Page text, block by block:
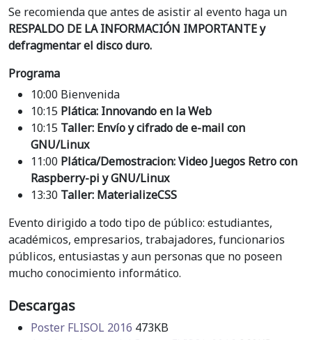
Se recomienda que antes de asistir al evento haga un
RESPALDO DE LA INFORMACIÓN IMPORTANTE y
defragmentar el disco duro.
Programa
10:00 Bienvenida
10:15 Plática: Innovando en la Web
10:15 Taller: Envío y cifrado de e-mail con
GNU/Linux
11:00 Plática/Demostracion: Video Juegos Retro con
Raspberry-pi y GNU/Linux
13:30 Taller: MaterializeCSS
Evento dirigido a todo tipo de público: estudiantes,
académicos, empresarios, trabajadores, funcionarios
públicos, entusiastas y aun personas que no poseen
mucho conocimiento informático.
Descargas
Poster FLISOL 2016 473KB